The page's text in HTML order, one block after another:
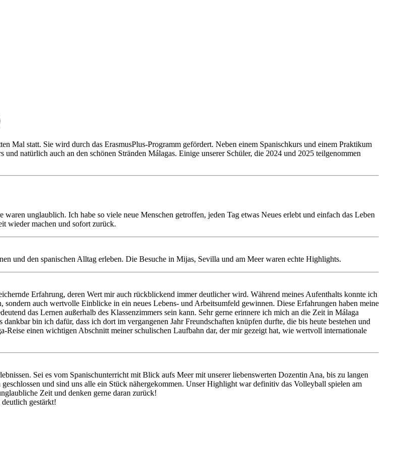
Mal statt. Sie wird durch das ErasmusPlus-Programm gefördert. Neben einem Spanischkurs und einem Praktikum
natürlich auch an den schönen Stränden Málagas. Einige unserer Schüler, die 2024 und 2025 teilgenommen
unglaublich. Ich habe so viele neue Menschen getroffen, jeden Tag etwas Neues erlebt und einfach das Leben
wieder machen und sofort zurück.
und den spanischen Alltag erleben. Die Besuche in Mijas, Sevilla und am Meer waren echte Highlights.
Erfahrung, deren Wert mir auch rückblickend immer deutlicher wird. Während meines Aufenthalts konnte ich
auch wertvolle Einblicke in ein neues Lebens- und Arbeitsumfeld gewinnen. Diese Erfahrungen haben meine
das Lernen außerhalb des Klassenzimmers sein kann. Sehr gerne erinnere ich mich an die Zeit in Málaga
bin ich dafür, dass ich dort im vergangenen Jahr Freundschaften knüpfen durfte, die bis heute bestehen und
Reise einen wichtigen Abschnitt meiner schulischen Laufbahn dar, der mir gezeigt hat, wie wertvoll internationale
Sei es vom Spanischunterricht mit Blick aufs Meer mit unserer liebenswerten Dozentin Ana, bis zu langen
und sind uns alle ein Stück nähergekommen. Unser Highlight war definitiv das Volleyball spielen am
Zeit und denken gerne daran zurück!
gestärkt!